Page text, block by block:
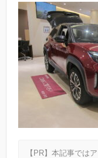
【PR】本記事では